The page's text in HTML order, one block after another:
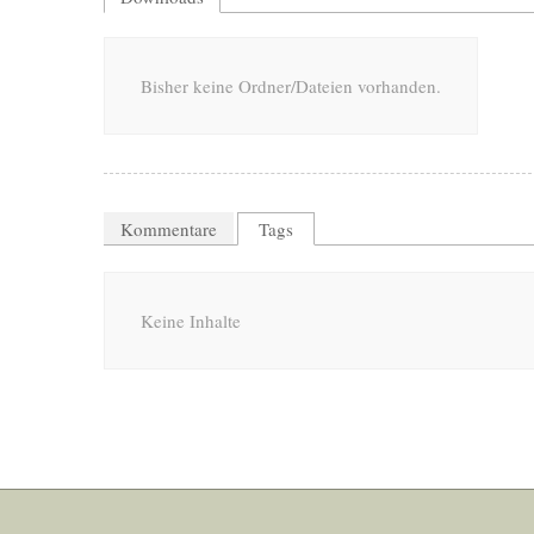
Bisher keine Ordner/Dateien vorhanden.
Kommentare Tags
Keine Inhalte